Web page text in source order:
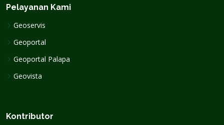
Pelayanan Kami
Geoservis
Geoportal
Geoportal Palapa
Geovista
Kontributor